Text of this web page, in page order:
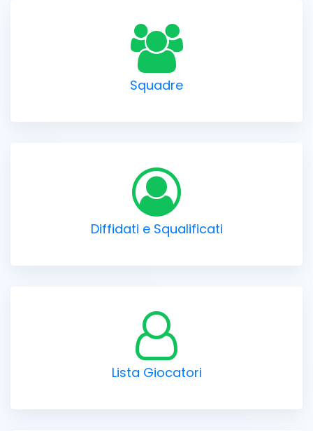
Squadre
Diffidati e Squalificati
Lista Giocatori